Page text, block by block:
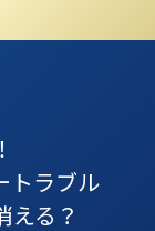
トラブル
える？